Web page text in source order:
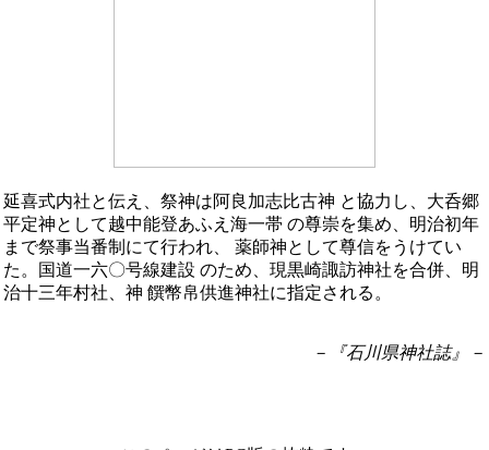
延喜式内社と伝え、祭神は阿良加志比古神 と協力し、大呑郷
平定神として越中能登あふえ海一帯 の尊崇を集め、明治初年
まで祭事当番制にて行われ、 薬師神として尊信をうけてい
た。国道一六〇号線建設 のため、現黒崎諏訪神社を合併、明
治十三年村社、神 饌幣帛供進神社に指定される。
－『石川県神社誌』－